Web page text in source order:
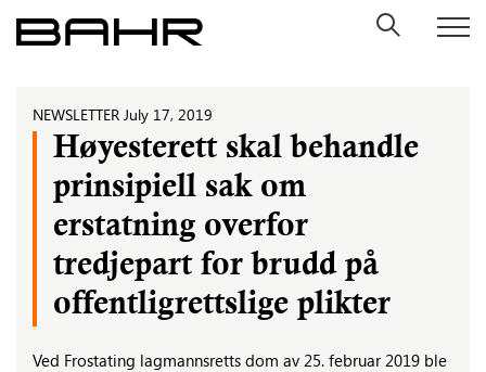
Skip
to
NEWSLETTER July 17, 2019
Høyesterett skal behandle
prinsipiell sak om
erstatning overfor
tredjepart for brudd på
offentligrettslige plikter
Ved Frostating lagmannsretts dom av 25. februar 2019 ble